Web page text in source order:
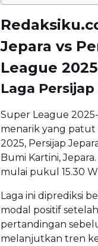
Jepara vs
League
Laga
Super League
menarik yang patut
2025, Persijap
Bumi Kartini,
mulai pukul 15.30
Laga ini diprediksi
modal positif
pertandingan
melanjutkan tren